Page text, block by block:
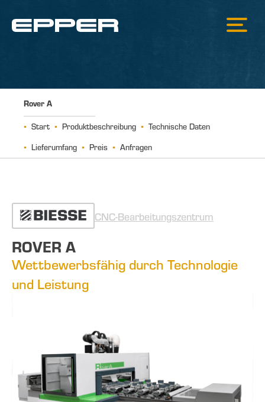
Rover A
Start Produktbeschreibung
Technische Daten
Lieferumfang
Preis Anfragen
CNC-Bearbeitungszentrum
ROVER A
Wettbewerbsfähig durch Technologie
und Leistung